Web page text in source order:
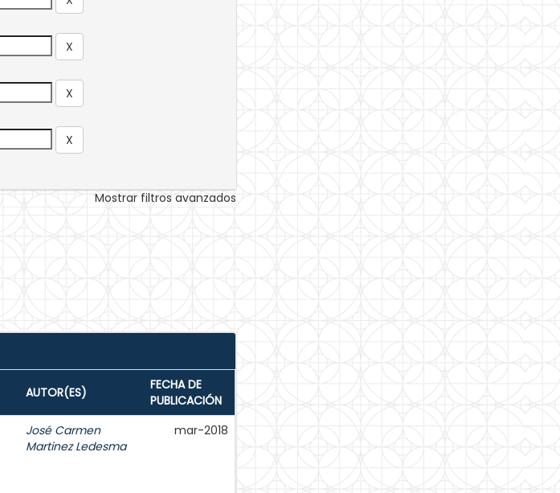
Mostrar filtros avanzados
AUTOR(ES)
FECHA DE
PUBLICACIÓN
José Carmen
Martinez Ledesma
mar-2018